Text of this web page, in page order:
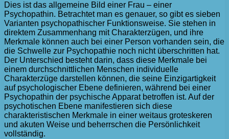
Dies ist das allgemeine Bild einer Frau – einer
Psychopathin. Betrachtet man es genauer, so gibt es sieben
Varianten psychopathischer Funktionsweise. Sie stehen in
direktem Zusammenhang mit Charakterzügen, und ihre
Merkmale können auch bei einer Person vorhanden sein, die
die Schwelle zur Psychopathie noch nicht überschritten hat.
Der Unterschied besteht darin, dass diese Merkmale bei
einem durchschnittlichen Menschen individuelle
Charakterzüge darstellen können, die seine Einzigartigkeit
auf psychologischer Ebene definieren, während bei einer
Psychopathin der psychische Apparat betroffen ist. Auf der
psychotischen Ebene manifestieren sich diese
charakteristischen Merkmale in einer weitaus groteskeren
und akuten Weise und beherrschen die Persönlichkeit
vollständig.